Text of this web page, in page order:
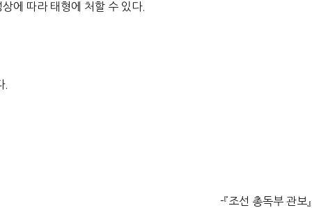
에 따라 태형에 처할 수 있다.
.
-『조선 총독부 관보